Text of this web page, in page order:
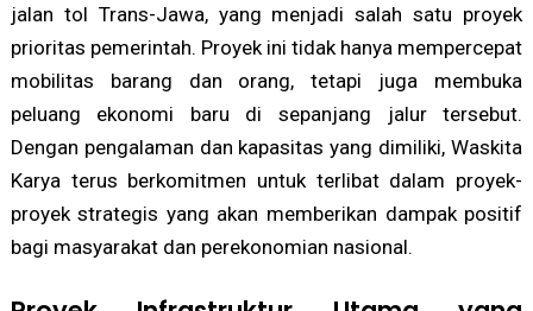
jalan tol Trans-Jawa, yang menjadi salah satu proyek
prioritas pemerintah. Proyek ini tidak hanya mempercepat
mobilitas barang dan orang, tetapi juga membuka
peluang ekonomi baru di sepanjang jalur tersebut.
Dengan pengalaman dan kapasitas yang dimiliki, Waskita
Karya terus berkomitmen untuk terlibat dalam proyek-
proyek strategis yang akan memberikan dampak positif
bagi masyarakat dan perekonomian nasional.